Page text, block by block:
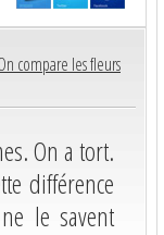
compare les fleurs
On a tort.
différence
le savent